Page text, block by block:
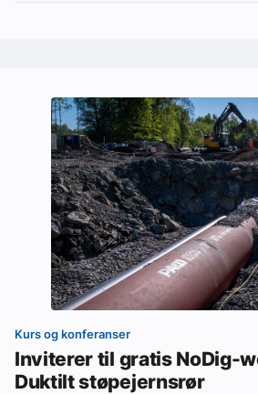
Kurs og konferanser
Inviterer til gratis NoDig-
Duktilt støpejernsrør